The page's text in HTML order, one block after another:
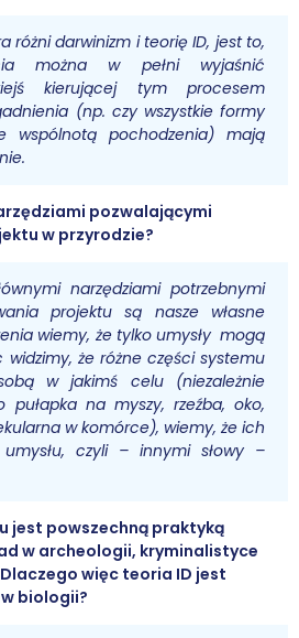
i wykłady
Podcasty
O książkach
Kontakt
różni darwinizm i teorię ID, jest to,
można w pełni wyjaśnić
kierującej tym procesem
(np. czy wszystkie formy
wspólnotą pochodzenia) mają
pozwalającymi
w przyrodzie?
narzędziami potrzebnymi
projektu są nasze własne
wiemy, że tylko umysły mogą
że różne części systemu
w jakimś celu (niezależnie
na myszy, rzeźba, oko,
w komórce), wiemy, że ich
umysłu, czyli – innymi słowy –
jest powszechną praktyką
w archeologii, kryminalistyce
więc teoria ID jest
biologii?